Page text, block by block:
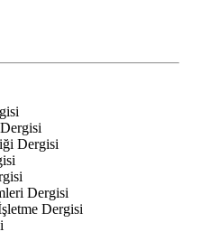
Dergisi
Dergisi
Dergisi